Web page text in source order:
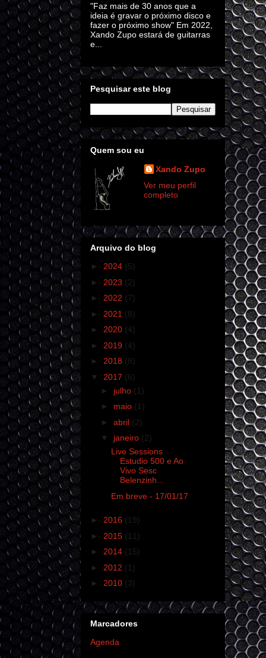
"Faz mais de 30 anos que a
ideia é gravar o próximo disco e
fazer o próximo show" Em 2022,
Xando Zupo estará de guitarras
e...
Pesquisar este blog
Quem sou eu
Xando Zupo
Ver meu perfil
completo
Arquivo do blog
► 2024 (5)
► 2023 (2)
► 2022 (7)
► 2021 (8)
► 2020 (4)
► 2019 (4)
► 2018 (8)
▼ 2017 (6)
► julho (1)
► maio (1)
► abril (2)
▼ janeiro (2)
Live Sessions
Estudio 500 e Ao
Vivo Sesc
Belenzinh...
Em breve - 17/01/17
► 2016 (19)
► 2015 (11)
► 2014 (15)
► 2012 (1)
► 2010 (3)
Marcadores
Agenda